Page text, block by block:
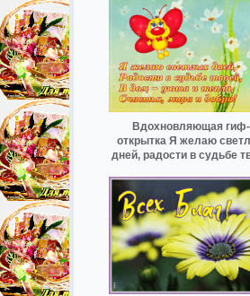
Вдохновляющая гиф-
открытка Я желаю
дней, радости в судьбе